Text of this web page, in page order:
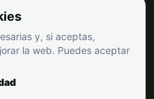
y, si aceptas,
la web. Puedes aceptar